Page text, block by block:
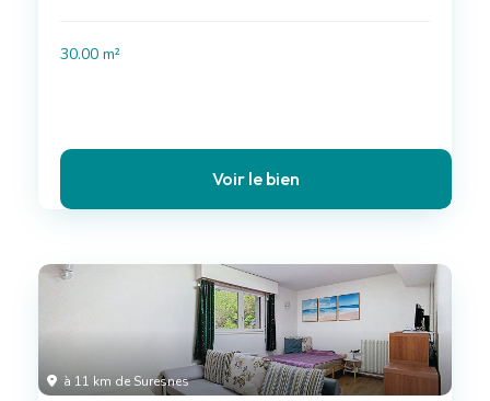
30.00 m²
Voir le bien
à 11 km de Suresnes